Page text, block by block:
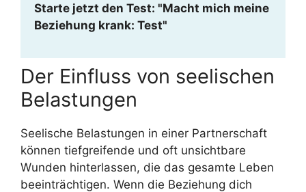
Starte jetzt den Test: "Macht mich meine
Beziehung krank: Test"
Der Einfluss von seelischen
Belastungen
Seelische Belastungen in einer Partnerschaft
können tiefgreifende und oft unsichtbare
Wunden hinterlassen, die das gesamte Leben
beeinträchtigen. Wenn die Beziehung dich